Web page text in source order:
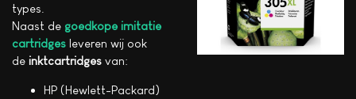
types.
Naast de goedkope imitatie
cartridges leveren wij ook
de inktcartridges van:
HP (Hewlett-Packard)